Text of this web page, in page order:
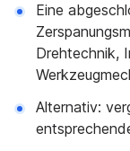
Eine
Drehtechnik,
Alternativ: